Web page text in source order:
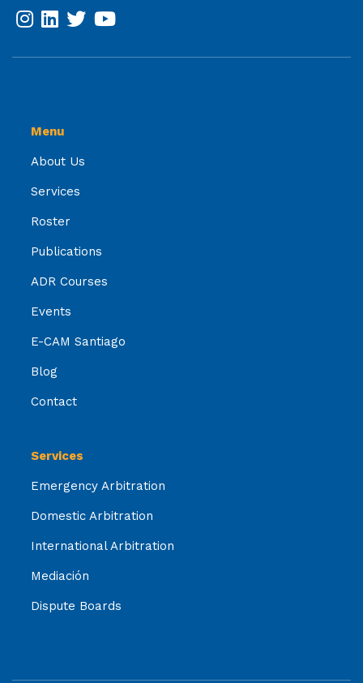
Menu
About Us
Services
Roster
Publications
ADR Courses
Events
E-CAM Santiago
Blog
Contact
Services
Emergency Arbitration
Domestic Arbitration
International Arbitration
Mediación
Dispute Boards